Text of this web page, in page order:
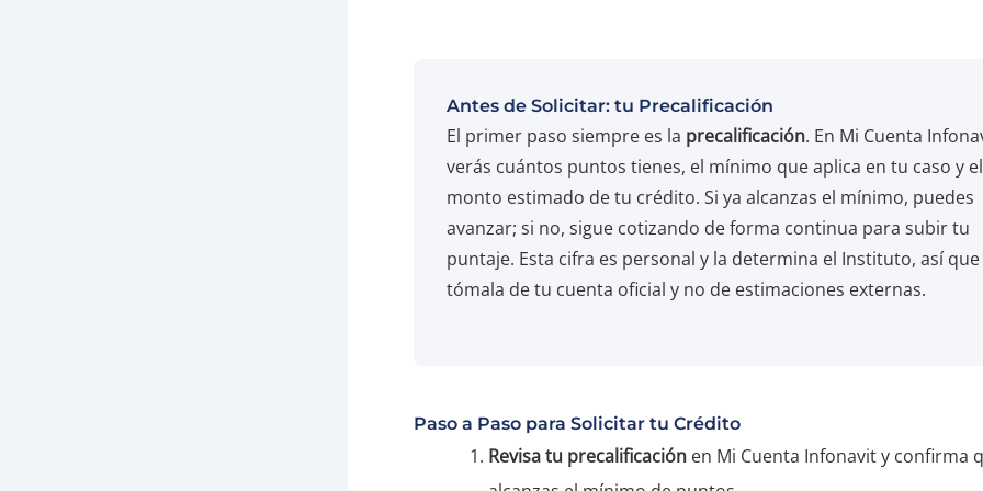
Antes de Solicitar: tu Precalificación
El primer paso siempre es la precalificación. En Mi Cuenta
verás cuántos puntos tienes, el mínimo que aplica en tu caso y el
monto estimado de tu crédito. Si ya alcanzas el mínimo, puedes
avanzar; si no, sigue cotizando de forma continua para subir tu
puntaje. Esta cifra es personal y la determina el Instituto, así que
tómala de tu cuenta oficial y no de estimaciones externas.
Paso a Paso para Solicitar tu Crédito
Revisa tu precalificación en Mi Cuenta Infonavit y confirma